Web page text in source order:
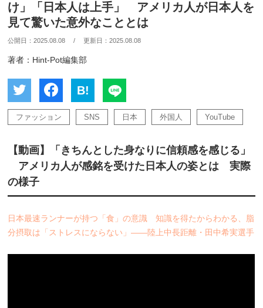
け」「日本人は上手」 アメリカ人が日本人を
見て驚いた意外なこととは
公開日：2025.08.08 / 更新日：2025.08.08
著者：Hint-Pot編集部
B!
ファッション SNS 日本 外国人 YouTube
【動画】「きちんとした身なりに信頼感を感じる」
アメリカ人が感銘を受けた日本人の姿とは 実際
の様子
日本最速ランナーが持つ「食」の意識 知識を得たからわかる、脂
分摂取は「ストレスにならない」――陸上中長距離・田中希実選手